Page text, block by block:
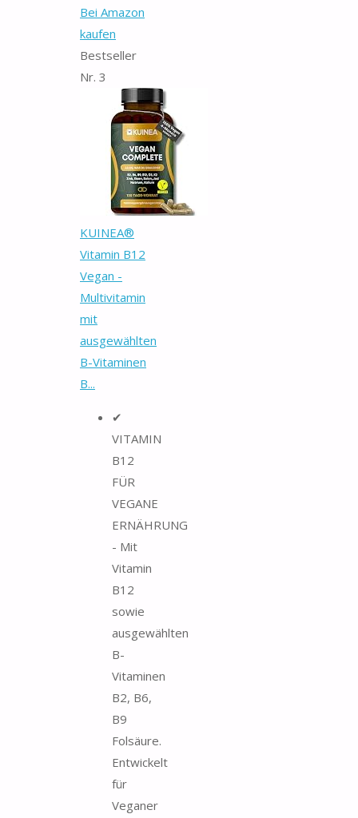
Bei Amazon
kaufen
Bestseller
Nr. 3
KUINEA®
Vitamin B12
Vegan -
Multivitamin
mit
ausgewählten
B-Vitaminen
B...
✔
VITAMIN
B12
FÜR
VEGANE
ERNÄHRUNG
- Mit
Vitamin
B12
sowie
ausgewählten
B-
Vitaminen
B2, B6,
B9
Folsäure.
Entwickelt
für
Veganer